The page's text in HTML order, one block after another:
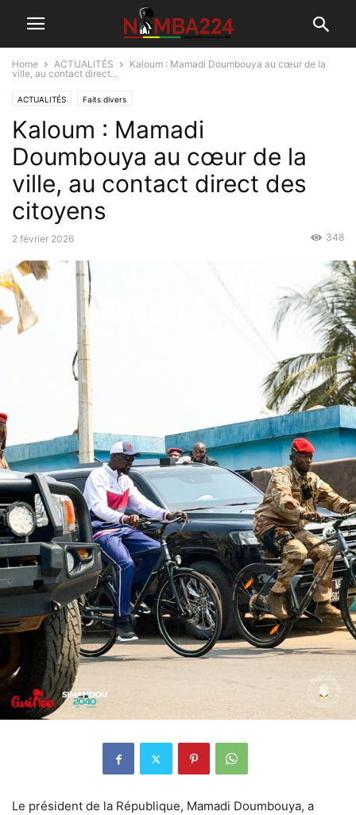
Home ACTUALITÉS
Kaloum : Mamadi Doumbouya au cœur de la
ville, au contact direct...
ACTUALITÉS Faits divers
Kaloum : Mamadi
Doumbouya au cœur de la
ville, au contact direct des
citoyens
2 février 2026 348
Le président de la République, Mamadi Doumbouya, a